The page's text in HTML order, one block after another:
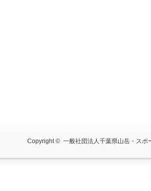
Copyright © 一般社団法人千葉県山岳・スポ